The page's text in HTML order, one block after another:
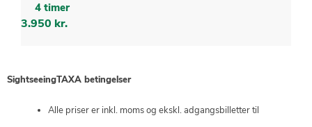
4 timer
3.950 kr.
SightseeingTAXA betingelser
Alle priser er inkl. moms og ekskl. adgangsbilletter til